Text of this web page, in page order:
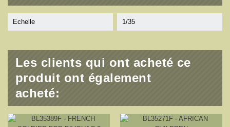
Echelle 1/35
Les clients qui ont acheté ce
produit ont également
acheté: